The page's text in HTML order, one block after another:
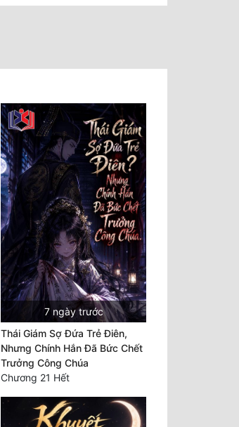
7 ngày trước
Thái Giám Sợ Đứa Trẻ Điên,
Nhưng Chính Hắn Đã Bức Chết
Trưởng Công Chúa
Chương 21 Hết